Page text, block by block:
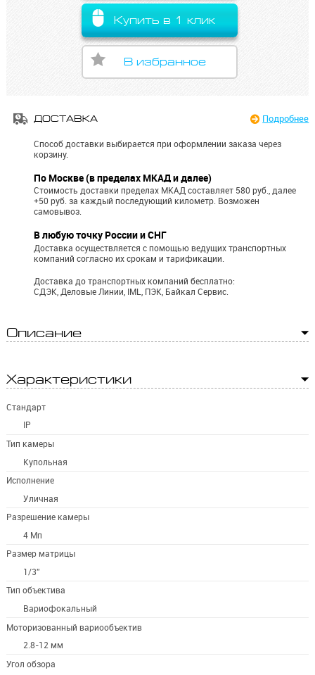
Купить в 1 клик
В избранное
ДОСТАВКА Подробнее
Способ доставки выбирается при оформлении заказа через
корзину.
По Москве (в пределах МКАД и далее)
Стоимость доставки пределах МКАД составляет 580 руб., далее
+50 руб. за каждый последующий километр. Возможен
самовывоз.
В любую точку России и СНГ
Доставка осуществляется с помощью ведущих транспортных
компаний согласно их срокам и тарификации.
Доставка до транспортных компаний бесплатно:
СДЭК, Деловые Линии, IML, ПЭК, Байкал Сервис.
Описание
Характеристики
Стандарт
IP
Тип камеры
Купольная
Исполнение
Уличная
Разрешение камеры
4 Мп
Размер матрицы
1/3''
Тип объектива
Вариофокальный
Моторизованный вариообъектив
2.8-12 мм
Угол обзора